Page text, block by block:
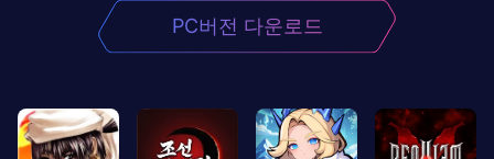
PC버전 다운로드